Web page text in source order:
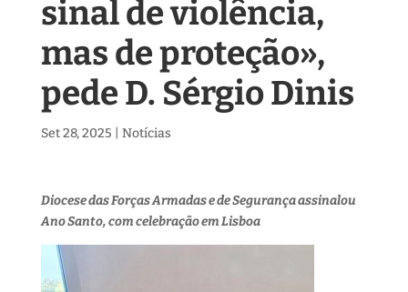
sinal de violência,
mas de proteção»,
pede D. Sérgio Dinis
Set 28, 2025 Notícias
Diocese das Forças Armadas e de Segurança assinalou
Ano Santo, com celebração em Lisboa